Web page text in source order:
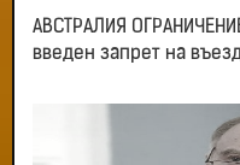
АВСТРАЛИЯ
введен запрет на